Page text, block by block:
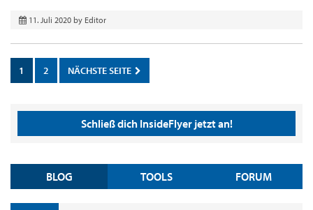
11. Juli 2020 by Editor
1 2 NÄCHSTE SEITE
Schließ dich InsideFlyer jetzt an!
BLOG TOOLS FORUM